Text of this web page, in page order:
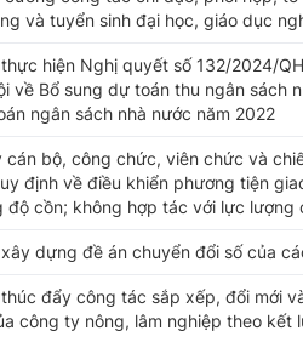
và tuyển sinh đại học, giáo dục
hiện Nghị quyết số 132/2024/
về Bổ sung dự toán thu ngân sách
ngân sách nhà nước năm 2022
cán bộ, công chức, viên chức và
định về điều khiển phương tiện
độ cồn; không hợp tác với lực
dựng đề án chuyển đổi số của
đẩy công tác sắp xếp, đổi mới
công ty nông, lâm nghiệp theo kết